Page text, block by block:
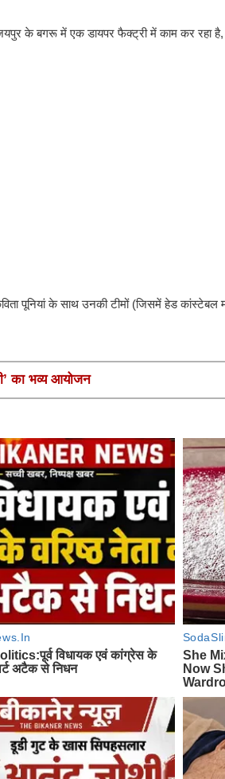
के बगरू में एक डायपर फैक्ट्री में काम कर रहा
पूनियां के साथ उनकी टीमों (जिसमें हेड
का भव्य आयोजन